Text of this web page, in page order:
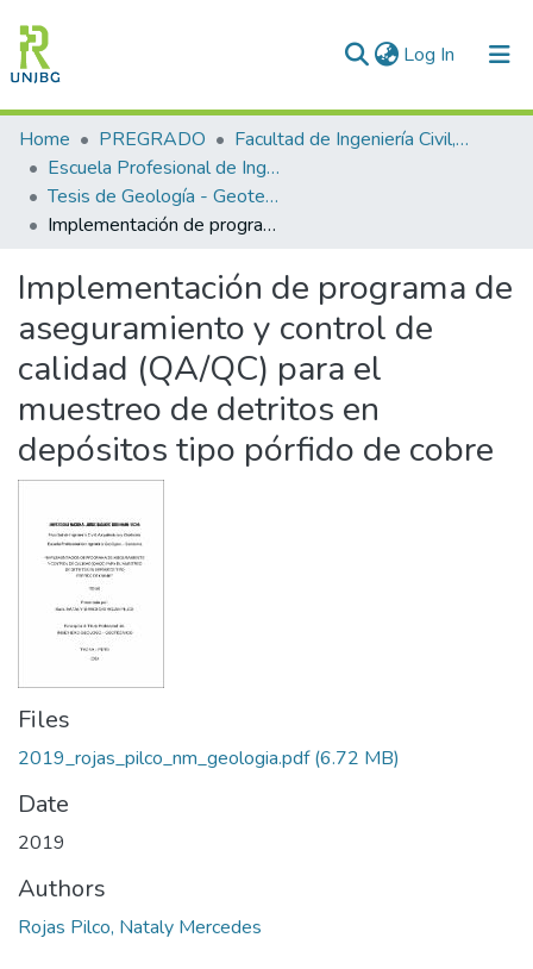
Log In (current)
Communities & Collections
All of DSpace
Statistics
Enviar tesis
Home PREGRADO
Facultad de Ingeniería Civil, Arquitectura y Geotecnia
Escuela Profesional de Ingeniería Geológica-Geotecnia
Tesis de Geología - Geotecnia
Implementación de programa de aseguramiento y control de calidad (QA/QC) para el muestreo de detritos en depósitos tipo pórfido de cobre
Implementación de programa de
aseguramiento y control de
calidad (QA/QC) para el
muestreo de detritos en
depósitos tipo pórfido de cobre
Files
2019_rojas_pilco_nm_geologia.pdf(6.72 MB)
Date
2019
Authors
Rojas Pilco, Nataly Mercedes